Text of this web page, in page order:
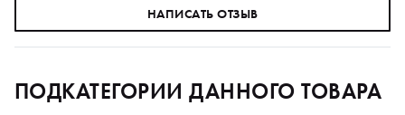
НАПИСАТЬ ОТЗЫВ
ПОДКАТЕГОРИИ ДАННОГО ТОВАРА